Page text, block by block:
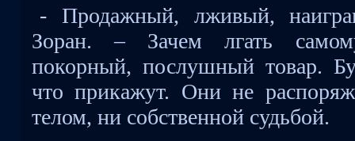
- Продажный, лживый,
Зоран. – Зачем лгать
покорный, послушный товар.
что прикажут. Они не
телом, ни собственной судьбой.